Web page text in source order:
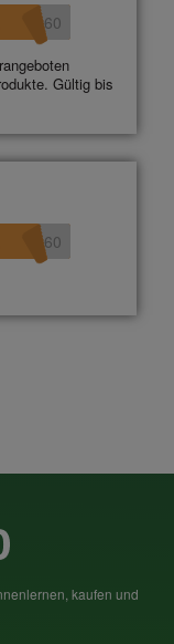
360
Gültig bis
360
kaufen und